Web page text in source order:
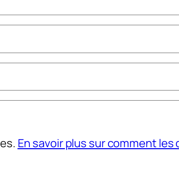
En savoir plus sur comment